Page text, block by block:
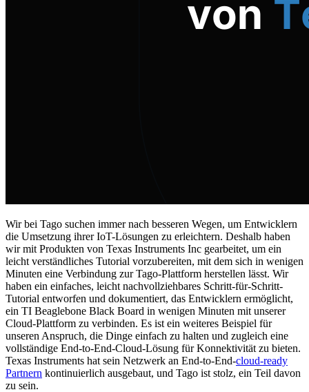
Wir bei Tago suchen immer nach besseren Wegen, um Entwicklern
die Umsetzung ihrer IoT-Lösungen zu erleichtern. Deshalb haben
wir mit Produkten von Texas Instruments Inc gearbeitet, um ein
leicht verständliches Tutorial vorzubereiten, mit dem sich in wenigen
Minuten eine Verbindung zur Tago-Plattform herstellen lässt. Wir
haben ein einfaches, leicht nachvollziehbares Schritt-für-Schritt-
Tutorial entworfen und dokumentiert, das Entwicklern ermöglicht,
ein TI Beaglebone Black Board in wenigen Minuten mit unserer
Cloud-Plattform zu verbinden. Es ist ein weiteres Beispiel für
unseren Anspruch, die Dinge einfach zu halten und zugleich eine
vollständige End-to-End-Cloud-Lösung für Konnektivität zu bieten.
Texas Instruments hat sein Netzwerk an End-to-End-cloud-ready
Partnern kontinuierlich ausgebaut, und Tago ist stolz, ein Teil davon
zu sein.